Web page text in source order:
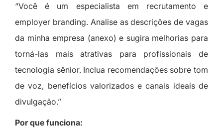
“Você é um especialista em recrutamento e
employer branding. Analise as descrições de vagas
da minha empresa (anexo) e sugira melhorias para
torná-las mais atrativas para profissionais de
tecnologia sênior. Inclua recomendações sobre tom
de voz, benefícios valorizados e canais ideais de
divulgação.”
Por que funciona: